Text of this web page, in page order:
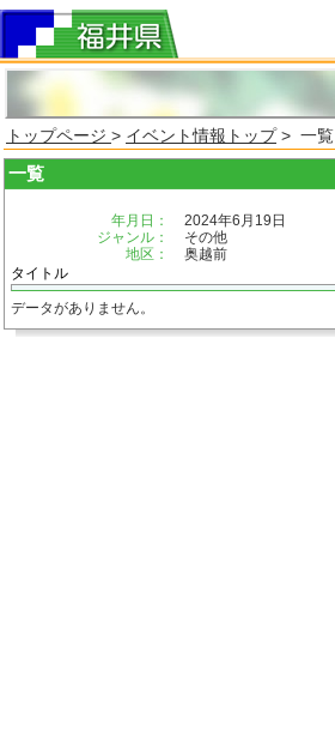
トップページ > イベント情報トップ> 一覧
一覧
年月日：
2024年6月19日
ジャンル：
その他
地区：
奥越前
タイトル
データがありません。